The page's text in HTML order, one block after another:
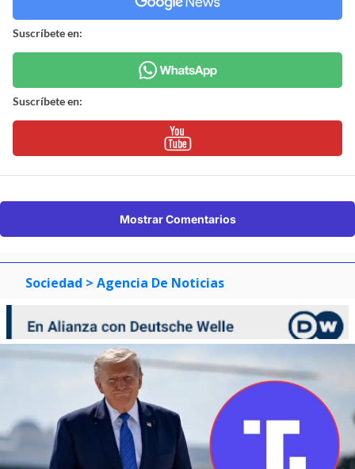
Suscríbete en:
Suscríbete en:
Mostrar Comentarios
Sociedad > Agencia De Noticias